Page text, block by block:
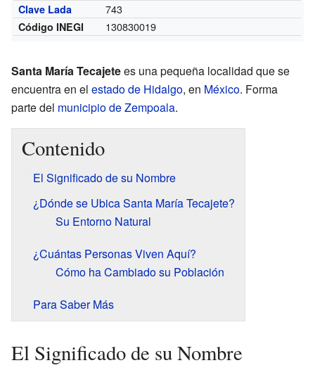
Clave Lada 743
Código INEGI 130830019
Santa María Tecajetees una pequeña localidad que se
encuentra en el estado de Hidalgo, en México. Forma
parte del municipio de Zempoala.
Contenido
El Significado de su Nombre
¿Dónde se Ubica Santa María Tecajete?
Su Entorno Natural
¿Cuántas Personas Viven Aquí?
Cómo ha Cambiado su Población
Para Saber Más
El Significado de su Nombre